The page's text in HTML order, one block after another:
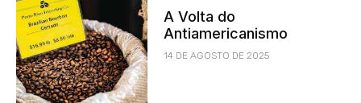
A Volta do
Antiamericanismo
14 DE AGOSTO DE 2025